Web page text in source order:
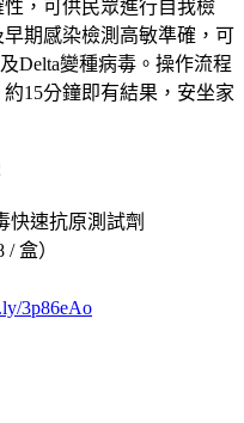
，可供民眾進行自我檢
期感染檢測高敏準確，可
Delta變種病毒。操作流程
15分鐘即有結果，安坐家
快速抗原測試劑
盒）
3p86eAo